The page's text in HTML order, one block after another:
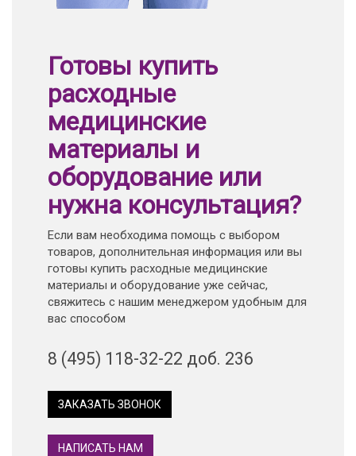
Готовы купить
расходные
медицинские
материалы и
оборудование или
нужна консультация?
Если вам необходима помощь с выбором
товаров, дополнительная информация или вы
готовы купить расходные медицинские
материалы и оборудование уже сейчас,
свяжитесь с нашим менеджером удобным для
вас способом
8 (495) 118-32-22 доб. 236
ЗАКАЗАТЬ ЗВОНОК
НАПИСАТЬ НАМ